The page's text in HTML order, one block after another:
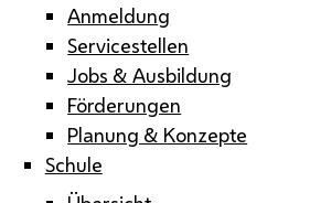
Anmeldung
Servicestellen
Jobs & Ausbildung
Förderungen
Planung & Konzepte
Schule